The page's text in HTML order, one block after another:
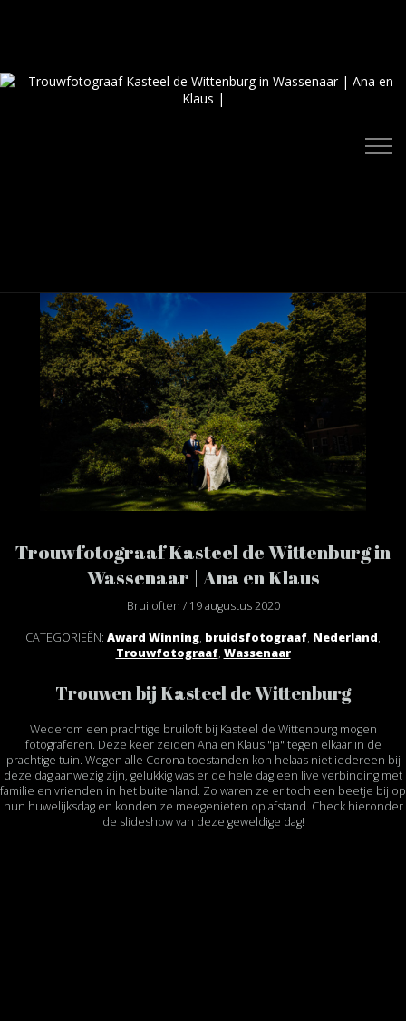
Trouwfotograaf Kasteel de Wittenburg in
Wassenaar | Ana en Klaus
Bruiloften / 19 augustus 2020
CATEGORIEËN: Award Winning, bruidsfotograaf, Nederland,
Trouwfotograaf, Wassenaar
Trouwen bij Kasteel de Wittenburg
Wederom een prachtige bruiloft bij Kasteel de Wittenburg mogen
fotograferen. Deze keer zeiden Ana en Klaus "ja" tegen elkaar in de
prachtige tuin. Wegen alle Corona toestanden kon helaas niet iedereen bij
deze dag aanwezig zijn, gelukkig was er de hele dag een live verbinding met
familie en vrienden in het buitenland. Zo waren ze er toch een beetje bij op
hun huwelijksdag en konden ze meegenieten op afstand. Check hieronder
de slideshow van deze geweldige dag!